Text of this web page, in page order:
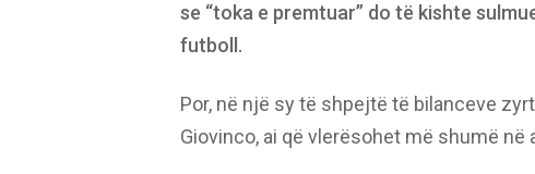
se “toka e premtuar” do të kishte
futboll.
Por, në një sy të shpejtë të bilanceve
Giovinco, ai që vlerësohet më shumë në